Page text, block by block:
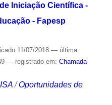
Iniciação Científica -
- Fapesp
11/07/2018 — última
— registrado em: Chamada
/Oportunidades de